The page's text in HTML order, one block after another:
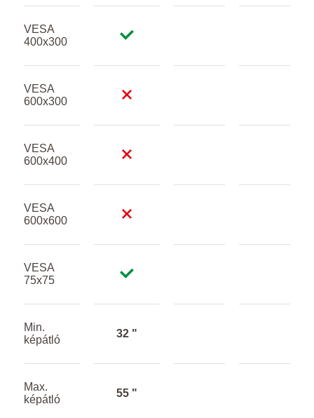
VESA
400x300
VESA
600x300
VESA
600x400
VESA
600x600
VESA
75x75
Min.
képátló
32 "
Max.
képátló
55 "